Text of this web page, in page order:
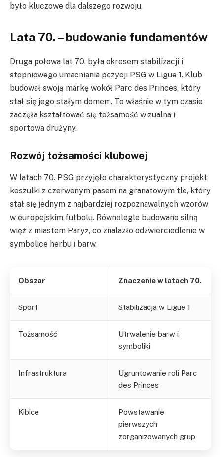
było kluczowe dla dalszego rozwoju.
Lata 70. – budowanie fundamentów
Druga połowa lat 70. była okresem stabilizacji i
stopniowego umacniania pozycji PSG w Ligue 1. Klub
budował swoją markę wokół Parc des Princes, który
stał się jego stałym domem. To właśnie w tym czasie
zaczęła kształtować się tożsamość wizualna i
sportowa drużyny.
Rozwój tożsamości klubowej
W latach 70. PSG przyjęło charakterystyczny projekt
koszulki z czerwonym pasem na granatowym tle, który
stał się jednym z najbardziej rozpoznawalnych wzorów
w europejskim futbolu. Równolegle budowano silną
więź z miastem Paryż, co znalazło odzwierciedlenie w
symbolice herbu i barw.
Obszar Znaczenie w latach 70.
Sport Stabilizacja w Ligue 1
Tożsamość
Utrwalenie barw i
symboliki
Infrastruktura
Ugruntowanie roli Parc
des Princes
Kibice
Powstawanie
pierwszych
zorganizowanych grup